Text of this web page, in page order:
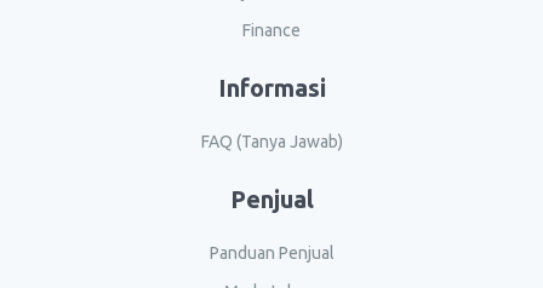
Finance
Informasi
FAQ (Tanya Jawab)
Penjual
Panduan Penjual